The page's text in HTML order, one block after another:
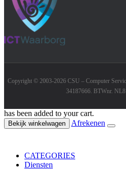
Copyright © 2003-2026 CSU – Computer
34187666. BTWnr.
has been added to your cart.
Bekijk winkelwagen Afrekenen
CATEGORIES
Diensten